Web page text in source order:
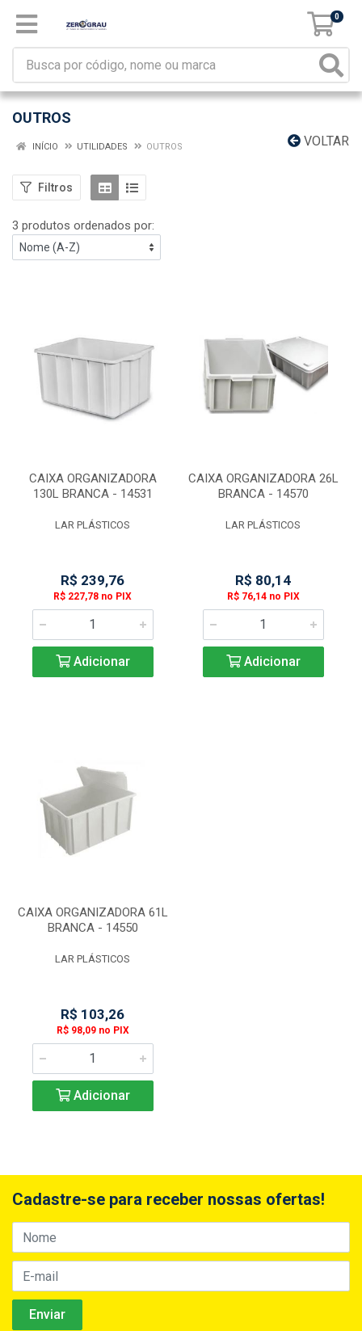
0
OUTROS
VOLTAR
INÍCIO UTILIDADES OUTROS
Filtros
3 produtos ordenados por:
CAIXA ORGANIZADORA
130L BRANCA - 14531
LAR PLÁSTICOS
R$ 239,76
R$ 227,78 no PIX
Adicionar
CAIXA ORGANIZADORA 26L
BRANCA - 14570
LAR PLÁSTICOS
R$ 80,14
R$ 76,14 no PIX
Adicionar
CAIXA ORGANIZADORA 61L
BRANCA - 14550
LAR PLÁSTICOS
R$ 103,26
R$ 98,09 no PIX
Adicionar
Cadastre-se para receber nossas ofertas!